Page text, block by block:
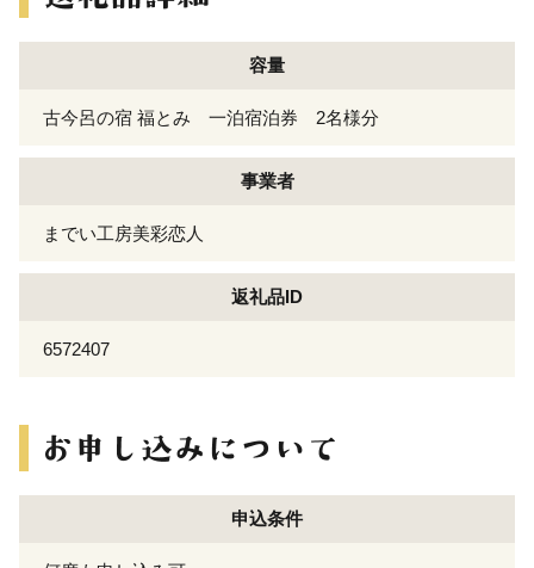
容量
古今呂の宿 福とみ 一泊宿泊券 2名様分
事業者
までい工房美彩恋人
返礼品ID
6572407
申込条件